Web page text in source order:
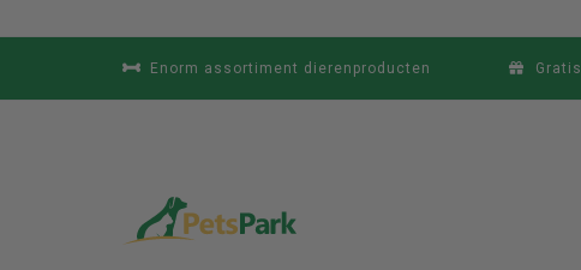
Enorm assortiment dierenproducten